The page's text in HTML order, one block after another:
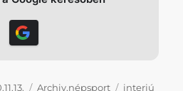
Kategória
Archiv.népsport Címke
interjú